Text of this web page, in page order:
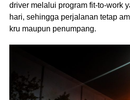
driver melalui program fit-to-work
hari, sehingga perjalanan tetap
kru maupun penumpang.